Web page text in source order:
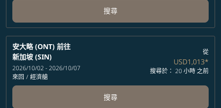
搜尋
安大略 (ONT) 前往
新加坡 (SIN)
2026/10/02 - 2026/10/07
來回 / 經濟艙
從
USD1,013*
搜尋於： 20 小時 之前
搜尋